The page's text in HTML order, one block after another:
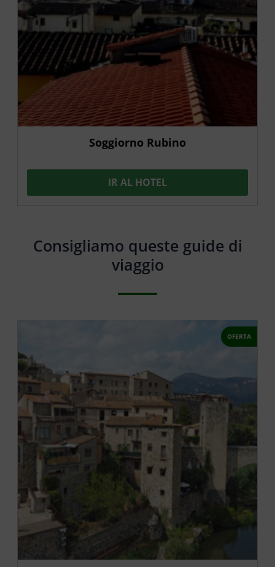
Soggiorno Rubino
IR AL HOTEL
Consigliamo queste guide di
viaggio
OFERTA